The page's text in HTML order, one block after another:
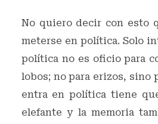
No quiero decir con esto
meterse en política. Solo
política no es oficio para
lobos; no para erizos, sino
entra en política tiene
elefante y la memoria